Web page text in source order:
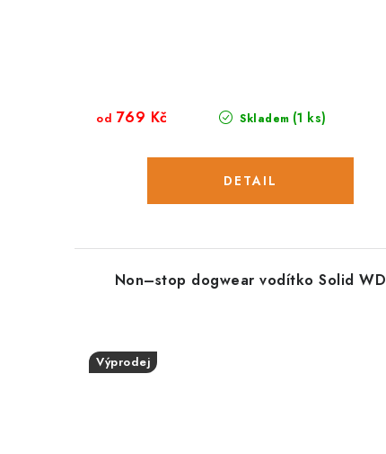
Skladem (1 ks)
od 769 Kč
Non–stop dogwear vodítko Solid WD
Výprodej